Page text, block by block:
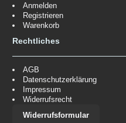
Anmelden
Registrieren
Warenkorb
Rechtliches
AGB
Datenschutzerklärung
Impressum
Widerrufsrecht
Widerrufsformular